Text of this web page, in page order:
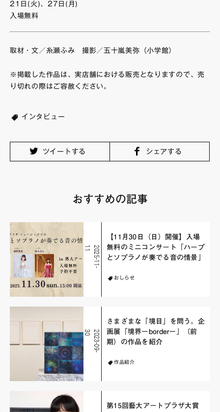
21日(火)、27日(月)
入場無料
取材・文／糸瀬ふみ 撮影／五十嵐美弥（小学館）
※掲載した作品は、実店舗における販売となりますので、売
り切れの際はご容赦ください。
インタビュー
ツイートする シェアする
おすすめの記事
2
0
2
5
-
1
1
-
1
1
【11月30日（日）開催】入場
無料のミニコンサート「ハープ
とソプラノが奏でる音の情景」
おしらせ
2
0
2
3
-
0
9
-
3
0
さまざまな「境目」を問う。企
画展「境界ーborderー」（前
期）の作品を紹介
作品紹介
第15回藝大アートプラザ大賞